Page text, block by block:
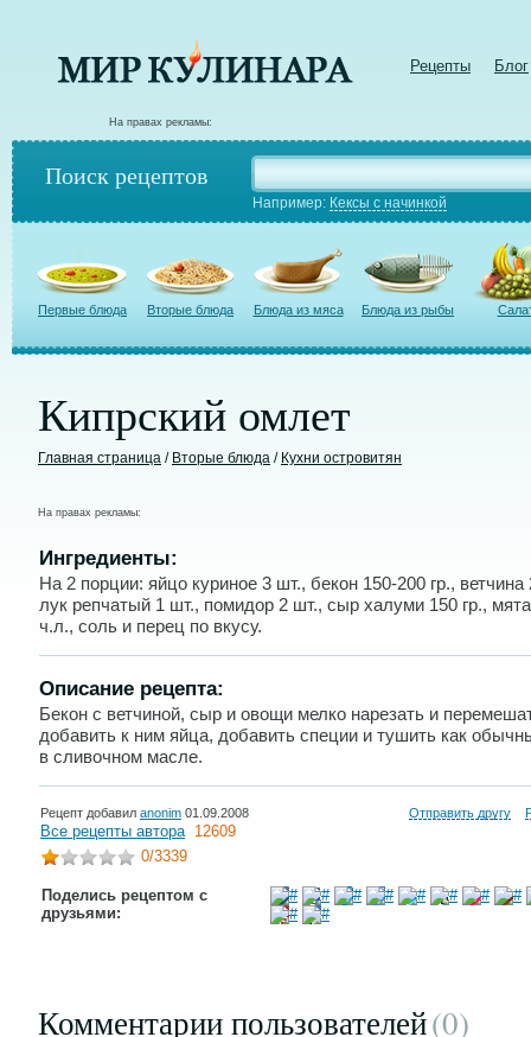
Рецепты Блог
На правах рекламы:
Поиск рецептов
Например: Кексы с начинкой
Первые блюда Вторые блюда Блюда из мяса Блюда из рыбы
Кипрский омлет
Главная страница / Вторые блюда / Кухни островитян
На правах рекламы:
Ингредиенты:
На 2 порции: яйцо куриное 3 шт., бекон 150-200 гр., ветчина
лук репчатый 1 шт., помидор 2 шт., сыр халуми 150 гр.,
ч.л., соль и перец по вкусу.
Описание рецепта:
Бекон с ветчиной, сыр и овощи мелко нарезать и
добавить к ним яйца, добавить специи и тушить как
в сливочном масле.
Рецепт добавил anonim 01.09.2008 Отправить другу
Все рецепты автора 12609
0/3339
Поделись рецептом с
друзьями:
Комментарии пользователей(0)